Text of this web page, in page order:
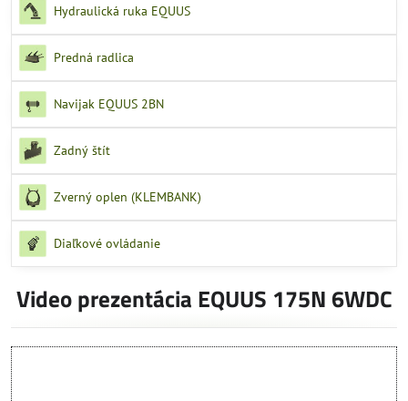
Hydraulická ruka EQUUS
Predná radlica
Navijak EQUUS 2BN
Zadný štít
Zverný oplen (KLEMBANK)
Diaľkové ovládanie
Video prezentácia EQUUS 175N 6WDC